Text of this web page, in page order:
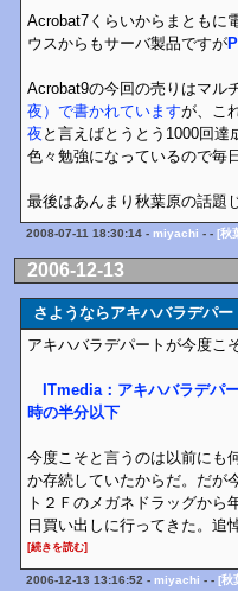
Acrobat7くらいからまともに
ウスからもサーバ製品ですが
Acrobat9の今回の売りはマル
夜）で書かれていますが、こ
夜 と言えばとうとう1000回
色々勉強になっているので毎
最後はあんまり秋葉原の話題
2008-07-11 18:30:14 - miyachi - - [秋
2006-12-13
さようならアキハバラデ
アキハバラデパートが今度こ
ITmedia：アキハバラデパ
時の半分以下
今度こそと言うのは以前にも
か存続していたからだ。だが
ト２Ｆのメガネドラッグか
日買い出しに行ってきた。追
[続きを読む]
2006-12-13 13:16:52 - miyachi - - [秋